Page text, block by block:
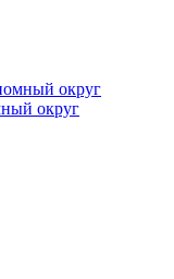
округ
округ